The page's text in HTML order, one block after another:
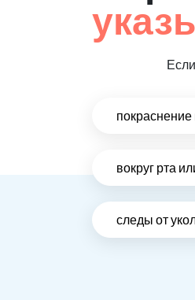
покраснение
вокруг рта
следы от